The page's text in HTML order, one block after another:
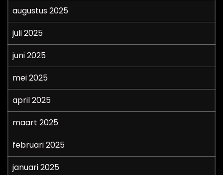
augustus 2025
juli 2025
juni 2025
mei 2025
april 2025
maart 2025
februari 2025
januari 2025